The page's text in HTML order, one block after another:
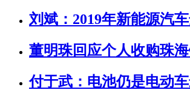
刘斌：2019年新能源汽
董明珠回应个人收购珠
付于武：电池仍是电动